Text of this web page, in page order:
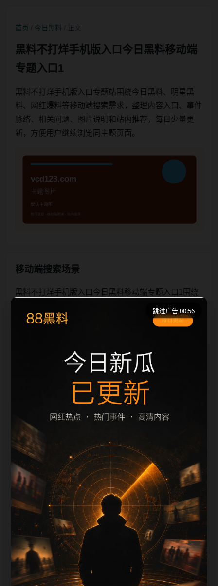
首页 今日黑料
黑料不打烊手机版入口今日黑料移动端
专题入口1
黑料不打烊手机版入口专题站围绕今日黑料、明星黑
料、网红爆料等移动端搜索需求，整理内容入口、事件
脉络、相关问题、图片说明和站内推荐，每日少量更
新，方便用户继续浏览同主题页面。
移动端搜索场景
黑料不打烊手机版入口今日黑料移动端专题入口1围绕
端浏览习惯整理标题、描述、图片和站内推荐。用户进
续浏览。本页强调内容归集和主题一致性，避免无关关
键词堆砌，也避免多个站点同步发布完全相同的标题。
图片说明、文件名、alt 和 title 均围绕主关键词、栏目
词和文章标题生成，便于搜索引擎理解页面主题。后续
采集时将继续执行远程图片本地化、坏图默认图兜底、
标题重复过滤和 descr
栏目内容归集
iption 长度检查。栏目内容按每日少量新增的方式持续
扩展，每篇保留相关问题、站内推荐和清晰的层级路
径，减少用户反复返回搜索页。第1篇作为本栏目的初
始建设内容，主要用于补齐栏目深度、稳定内链结构，
并为后续专题聚合提供可点击入口。如果后续发现页面
缺图、标题过短、描述为空或正文不足，将进入每日
SEO 检查清单自动修正。
跳过广告 00:56